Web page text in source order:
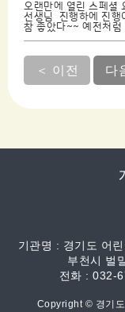
오랜만에 열린 스페셜
선생님 진행하에 진행
참 좋았다~~ 예전처
＜ 이전 다
기관명 : 경기도 어
부천시 벌
전화 : 032-
Copyright © 경기